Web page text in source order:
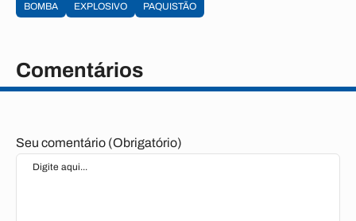
BOMBA EXPLOSIVO PAQUISTÃO
Comentários
Seu comentário (Obrigatório)